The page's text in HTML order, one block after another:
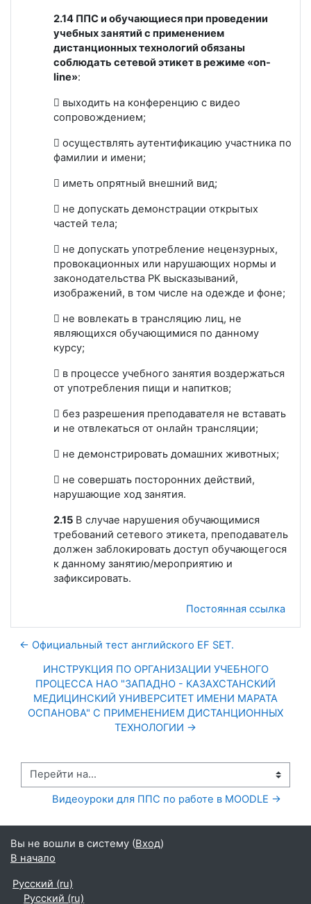
2.14 ППС и обучающиеся при проведении
учебных занятий с применением
дистанционных технологий обязаны
соблюдать сетевой этикет в режиме «on-
line»:
 выходить на конференцию с видео
сопровождением;
 осуществлять аутентификацию участника по
фамилии и имени;
 иметь опрятный внешний вид;
 не допускать демонстрации открытых
частей тела;
 не допускать употребление нецензурных,
провокационных или нарушающих нормы и
законодательства РК высказываний,
изображений, в том числе на одежде и фоне;
 не вовлекать в трансляцию лиц, не
являющихся обучающимися по данному
курсу;
 в процессе учебного занятия воздержаться
от употребления пищи и напитков;
 без разрешения преподавателя не вставать
и не отвлекаться от онлайн трансляции;
 не демонстрировать домашних животных;
 не совершать посторонних действий,
нарушающие ход занятия.
2.15 В случае нарушения обучающимися
требований сетевого этикета, преподаватель
должен заблокировать доступ обучающегося
к данному занятию/мероприятию и
зафиксировать.
Постоянная ссылка
← Официальный тест английского EF SET.
ИНСТРУКЦИЯ ПО ОРГАНИЗАЦИИ УЧЕБНОГО
ПРОЦЕССА НАО "ЗАПАДНО - КАЗАХСТАНСКИЙ
МЕДИЦИНСКИЙ УНИВЕРСИТЕТ ИМЕНИ МАРАТА
ОСПАНОВА" С ПРИМЕНЕНИЕМ ДИСТАНЦИОННЫХ
ТЕХНОЛОГИИ →
Перейти на...
Видеоуроки для ППС по работе в MOODLE →
Вы не вошли в систему (Вход)
В начало
Русский ‎(ru)‎
Русский ‎(ru)‎